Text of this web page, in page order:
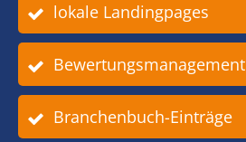
lokale Landingpages
Bewertungsmanagement
Branchenbuch-Einträge